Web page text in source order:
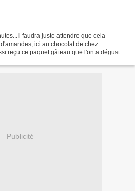
faudra juste attendre que cela
ici au chocolat de chez
reçu ce paquet gâteau que l'on a dégusté
Publicité